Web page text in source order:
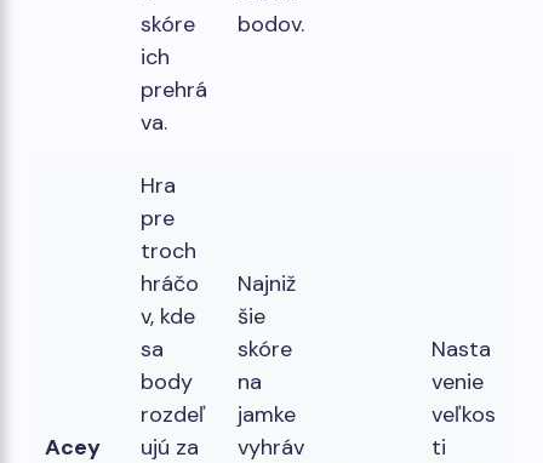
skóre
ich
prehrá
va.
bodov.
Acey
Hra
pre
troch
hráčo
v, kde
sa
body
rozdeľ
ujú za
Najniž
šie
skóre
na
jamke
vyhráv
Nasta
venie
veľkos
ti